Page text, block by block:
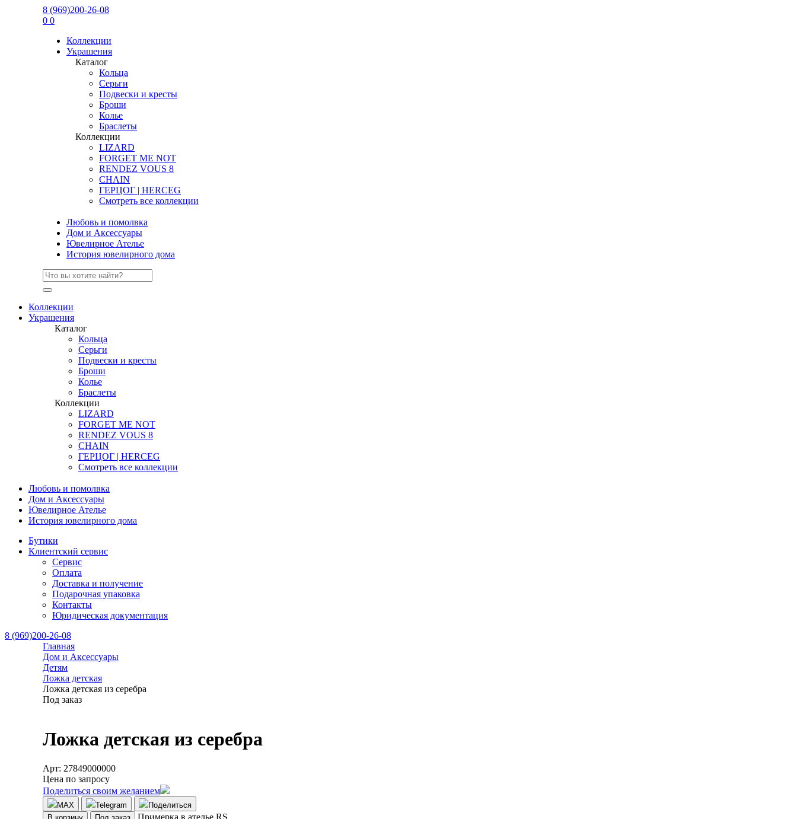
8 (969)200-26-08
0 0
Коллекции
Украшения
Каталог
Кольца
Серьги
Подвески и кресты
Броши
Колье
Браслеты
Коллекции
LIZARD
FORGET ME NOT
RENDEZ VOUS 8
CHAIN
ГЕРЦОГ | HERCEG
Смотреть все коллекции
Любовь и помолвка
Дом и Аксессуары
Ювелирное Ателье
История ювелирного дома
Коллекции
Украшения
Каталог
Кольца
Серьги
Подвески и кресты
Броши
Колье
Браслеты
Коллекции
LIZARD
FORGET ME NOT
RENDEZ VOUS 8
CHAIN
ГЕРЦОГ | HERCEG
Смотреть все коллекции
Любовь и помолвка
Дом и Аксессуары
Ювелирное Ателье
История ювелирного дома
Бутики
Клиентский сервис
Сервис
Оплата
Доставка и получение
Подарочная упаковка
Контакты
Юридическая документация
8 (969)200-26-08
Главная
Дом и Аксессуары
Детям
Ложка детская
Ложка детская из серебра
Под заказ
Ложка детская из серебра
Арт: 27849000000
Цена по запросу
Поделиться своим желанием
MAX Telegram
Поделиться
Примерка в ателье RS